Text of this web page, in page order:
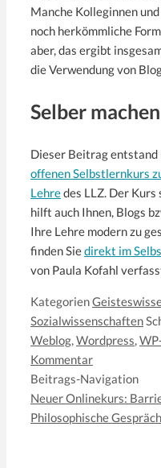
Manche Kolleginnen
noch herkömmliche
aber, das ergibt
die Verwendung von
Selber
Dieser Beitrag entstand
offenen Selbstlernkurs
Lehredes LLZ. Der
hilft auch Ihnen, Blogs
Ihre Lehre modern zu
finden Siedirekt im
von Paula Kofahl
Kategorien
Sozialwissenschaften
Weblog,Wordpress,
Kommentar
Beitrags-Navigation
Neuer Onlinekurs:
Philosophische